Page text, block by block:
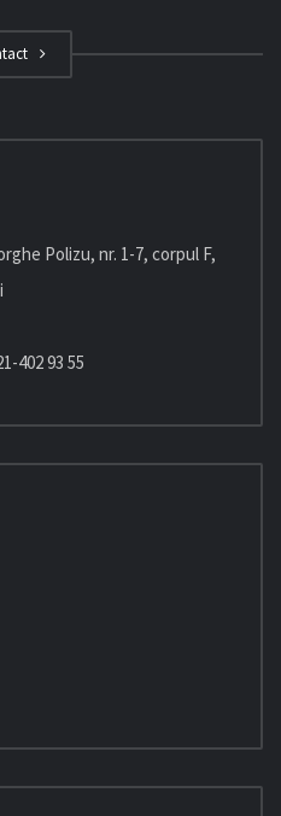
Polizu, nr. 1-7, corpul F,
402 93 55